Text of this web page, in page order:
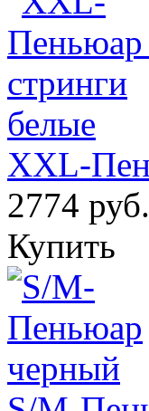
XXL-
2774 руб.
Купить